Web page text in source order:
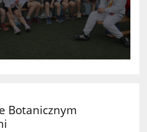
Botanicznym